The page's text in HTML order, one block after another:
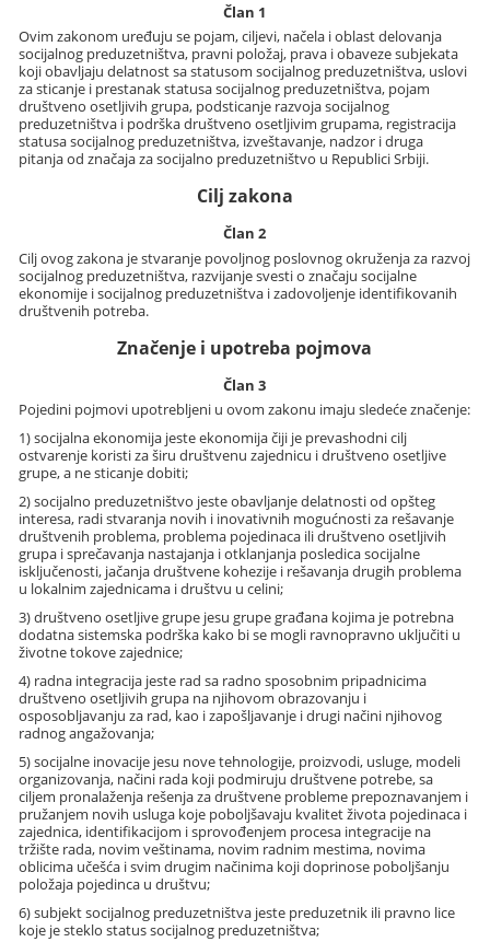
Član 1
Ovim zakonom uređuju se pojam, ciljevi, načela i oblast delovanja
socijalnog preduzetništva, pravni položaj, prava i obaveze subjekata
koji obavljaju delatnost sa statusom socijalnog preduzetništva, uslovi
za sticanje i prestanak statusa socijalnog preduzetništva, pojam
društveno osetljivih grupa, podsticanje razvoja socijalnog
preduzetništva i podrška društveno osetljivim grupama, registracija
statusa socijalnog preduzetništva, izveštavanje, nadzor i druga
pitanja od značaja za socijalno preduzetništvo u Republici Srbiji.
Cilj zakona
Član 2
Cilj ovog zakona je stvaranje povoljnog poslovnog okruženja za razvoj
socijalnog preduzetništva, razvijanje svesti o značaju socijalne
ekonomije i socijalnog preduzetništva i zadovoljenje identifikovanih
društvenih potreba.
Značenje i upotreba pojmova
Član 3
Pojedini pojmovi upotrebljeni u ovom zakonu imaju sledeće značenje:
1) socijalna ekonomija jeste ekonomija čiji je prevashodni cilj
ostvarenje koristi za širu društvenu zajednicu i društveno osetljive
grupe, a ne sticanje dobiti;
2) socijalno preduzetništvo jeste obavljanje delatnosti od opšteg
interesa, radi stvaranja novih i inovativnih mogućnosti za rešavanje
društvenih problema, problema pojedinaca ili društveno osetljivih
grupa i sprečavanja nastajanja i otklanjanja posledica socijalne
isključenosti, jačanja društvene kohezije i rešavanja drugih problema
u lokalnim zajednicama i društvu u celini;
3) društveno osetljive grupe jesu grupe građana kojima je potrebna
dodatna sistemska podrška kako bi se mogli ravnopravno uključiti u
životne tokove zajednice;
4) radna integracija jeste rad sa radno sposobnim pripadnicima
društveno osetljivih grupa na njihovom obrazovanju i
osposobljavanju za rad, kao i zapošljavanje i drugi načini njihovog
radnog angažovanja;
5) socijalne inovacije jesu nove tehnologije, proizvodi, usluge, modeli
organizovanja, načini rada koji podmiruju društvene potrebe, sa
ciljem pronalaženja rešenja za društvene probleme prepoznavanjem i
pružanjem novih usluga koje poboljšavaju kvalitet života pojedinaca i
zajednica, identifikacijom i sprovođenjem procesa integracije na
tržište rada, novim veštinama, novim radnim mestima, novima
oblicima učešća i svim drugim načinima koji doprinose poboljšanju
položaja pojedinca u društvu;
6) subjekt socijalnog preduzetništva jeste preduzetnik ili pravno lice
koje je steklo status socijalnog preduzetništva;